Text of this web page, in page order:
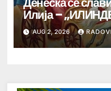
Илија –
AUG 2, 2026